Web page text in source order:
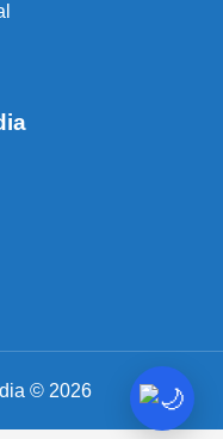
© 2026